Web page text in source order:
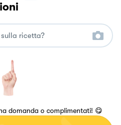
domanda o complimentati! 😋